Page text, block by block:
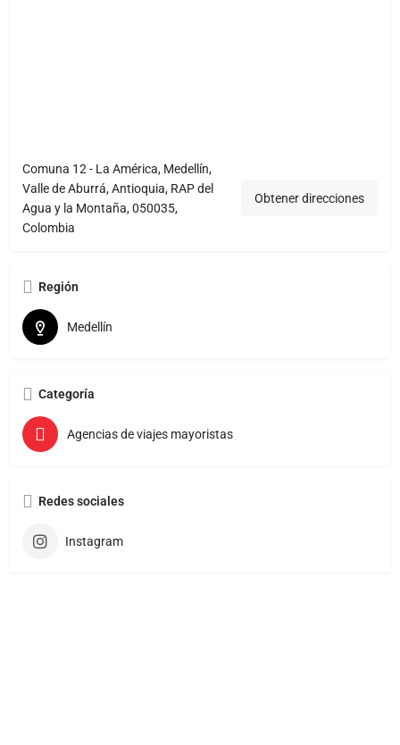
Comuna 12 - La América, Medellín,
Valle de Aburrá, Antioquia, RAP del
Agua y la Montaña, 050035,
Colombia
Obtener direcciones
Región
Medellín
Categoría
Agencias de viajes mayoristas
Redes sociales
Instagram